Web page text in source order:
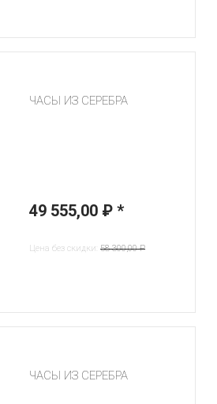
ЧАСЫ ИЗ СЕРЕБРА
49 555,00 ₽*
Цена без скидки: 58 300,00 ₽
ЧАСЫ ИЗ СЕРЕБРА